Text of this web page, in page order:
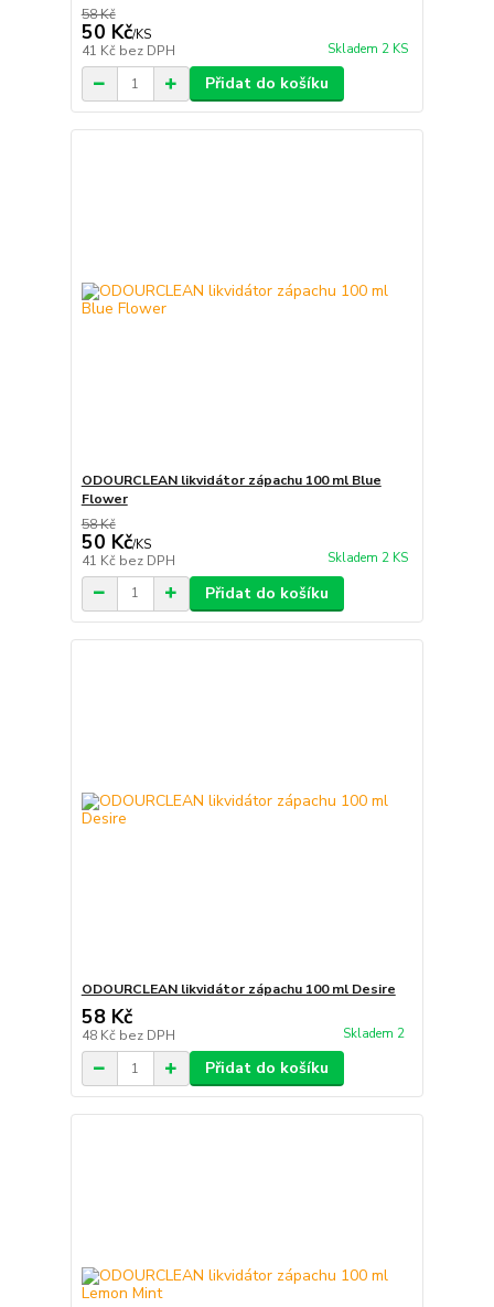
58 Kč
50 Kč/KS
41 Kč bez DPH Skladem 2 KS
Přidat do košíku
ODOURCLEAN likvidátor zápachu 100 ml Blue
Flower
58 Kč
50 Kč/KS
41 Kč bez DPH Skladem 2 KS
Přidat do košíku
ODOURCLEAN likvidátor zápachu 100 ml Desire
58 Kč
48 Kč bez DPH Skladem 2
Přidat do košíku